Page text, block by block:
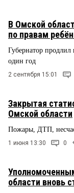
В Омской
по правам
Губернатор
один год
2 сентября 15:01
Закрытая
Омской области
Пожары, ДТП,
1 июня 13:30 0
области вновь